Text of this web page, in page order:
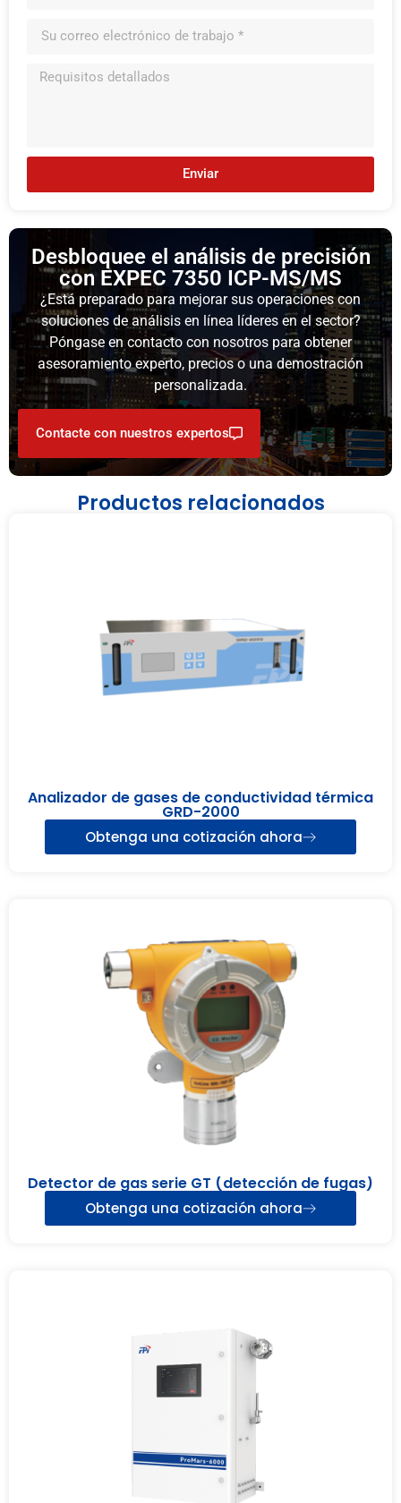
Enviar
Desbloquee el análisis de precisión
con EXPEC 7350 ICP-MS/MS
¿Está preparado para mejorar sus operaciones con
soluciones de análisis en línea líderes en el sector?
Póngase en contacto con nosotros para obtener
asesoramiento experto, precios o una demostración
personalizada.
Contacte con nuestros expertos
Productos relacionados
Analizador de gases de conductividad térmica
GRD-2000
Obtenga una cotización ahora
Detector de gas serie GT (detección de fugas)
Obtenga una cotización ahora